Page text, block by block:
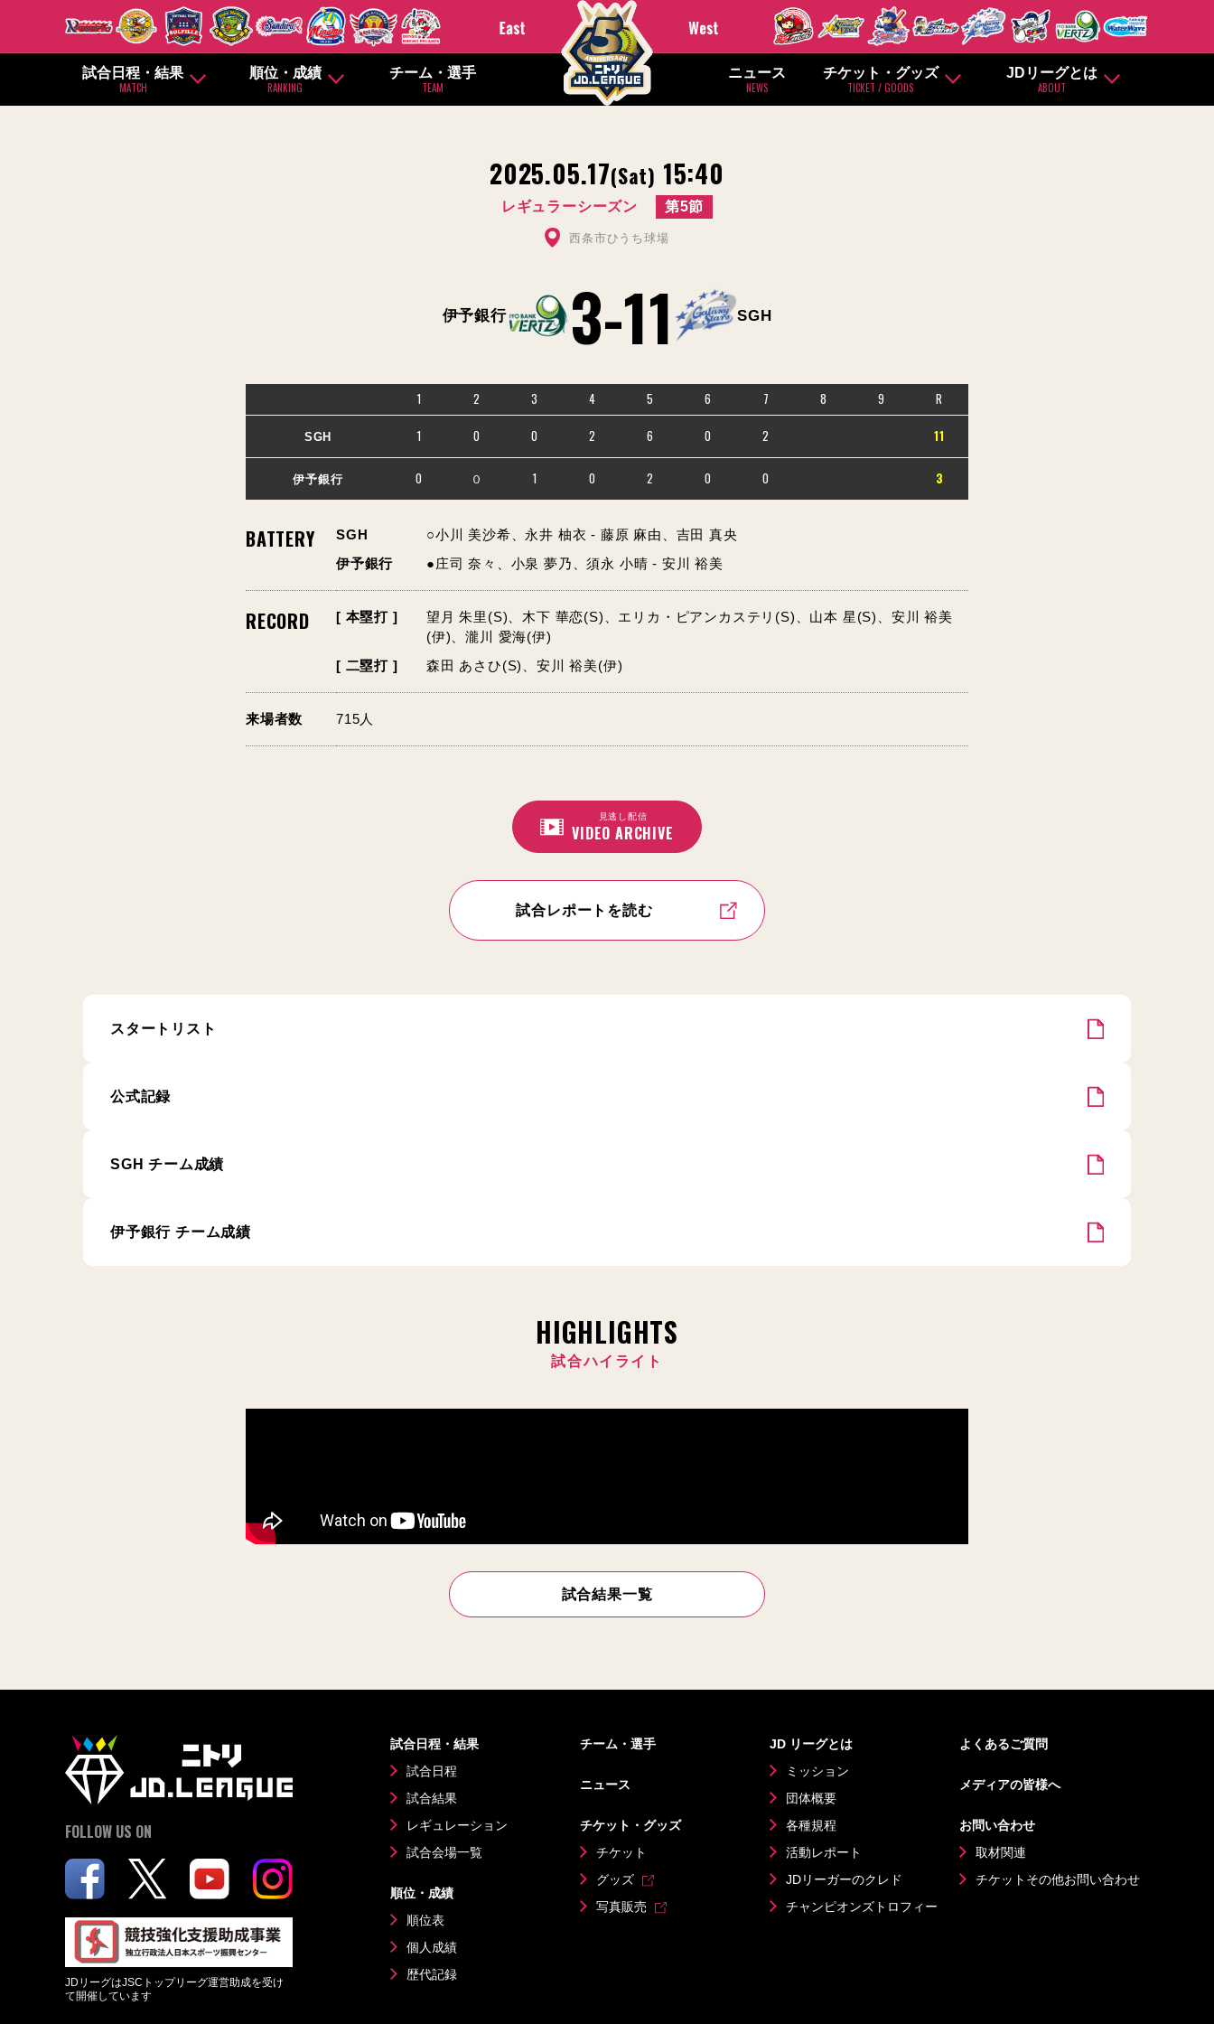
試合日程・結果
MATCH
順位・成績
RANKING
チーム・選手
TEAM
ニュース
NEWS
チケット・グッズ
TICKET / GOODS
JDリーグとは
ABOUT
2025.05.17(Sat) 15:40
レギュラーシーズン 第5節
西条市ひうち球場
伊予銀行 3-11 SGH
1 2 3 4 5 6 7 8 9 R
SGH 1 0 0 2 6 0 2 11
伊予銀行 0 ０ 1 0 2 0 0 3
BATTERY SGH
○小川 美沙希、永井 柚衣 - 藤原 麻由、吉田 真央
伊予銀行
●庄司 奈々、小泉 夢乃、須永 小晴 - 安川 裕美
RECORD [ 本塁打 ]
望月 朱里(S)、木下 華恋(S)、エリカ・ピアンカステリ(S)、山本 星(S)、安川 裕美
(伊)、瀧川 愛海(伊)
[ 二塁打 ]
森田 あさひ(S)、安川 裕美(伊)
来場者数 715人
見逃し配信
VIDEO ARCHIVE
試合レポートを読む
スタートリスト
公式記録
SGH チーム成績
伊予銀行 チーム成績
HIGHLIGHTS
試合ハイライト
試合結果一覧
試合日程・結果
試合日程
試合結果
レギュレーション
試合会場一覧
順位・成績
順位表
個人成績
歴代記録
チーム・選手
ニュース
チケット・グッズ
チケット
グッズ
写真販売
JD リーグとは
ミッション
団体概要
各種規程
活動レポート
JDリーガーのクレド
チャンピオンズ トロフィー
よくあるご質問
メディアの皆様へ
お問い合わせ
取材関連
チケットその他お問い合わせ
FOLLOW US ON
JDリーグはJSCトップリーグ運営助成を受け
て開催しています